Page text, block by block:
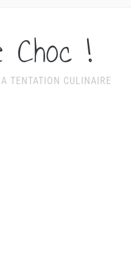
Choc !
TENTATION CULINAIRE